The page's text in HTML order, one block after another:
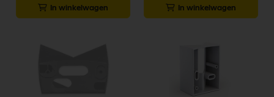
In winkelwagen In winkelwagen